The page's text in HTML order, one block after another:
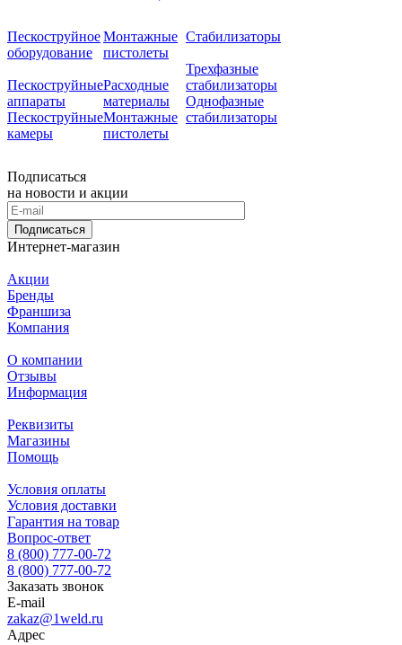
Пескоструйное
оборудование
Пескоструйные
аппараты
Пескоструйные
камеры
Монтажные
пистолеты
Расходные
материалы
Монтажные
пистолеты
Стабилизаторы
Трехфазные
стабилизаторы
Однофазные
стабилизаторы
Подписаться
на новости и акции
Подписаться
Интернет-магазин
Акции
Бренды
Франшиза
Компания
О компании
Отзывы
Информация
Реквизиты
Магазины
Помощь
Условия оплаты
Условия доставки
Гарантия на товар
Вопрос-ответ
8 (800) 777-00-72
8 (800) 777-00-72
Заказать звонок
E-mail
zakaz@1weld.ru
Адрес